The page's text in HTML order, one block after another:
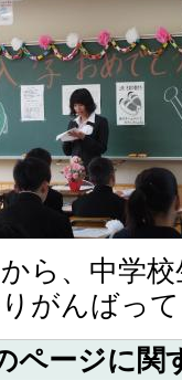
ら、中学
がんばっ
ページに関